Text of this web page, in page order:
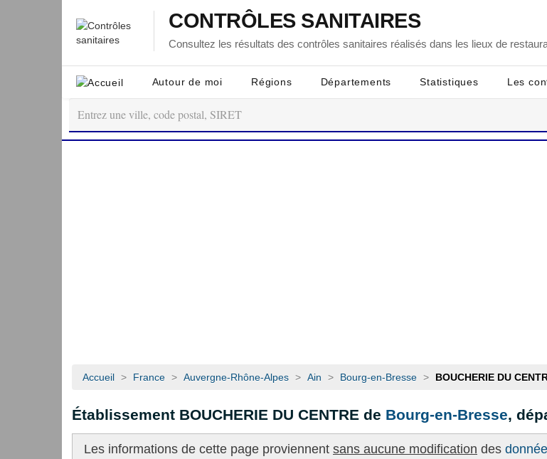
CONTRÔLES SANITAIRES
Consultez les résultats des contrôles sanitaires réalisés dans les lieux de
Autour de moi Régions Départements Statistiques Les
Accueil > France > Auvergne-Rhône-Alpes > Ain > Bourg-en-Bresse > BOUCHERIE DU
Établissement BOUCHERIE DU CENTRE de Bourg-en-Bresse,
Les informations de cette page proviennent sans aucune modification des